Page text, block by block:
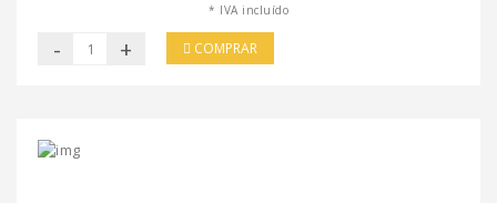
* IVA incluído
- + COMPRAR